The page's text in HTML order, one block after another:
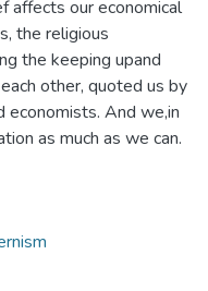
affects our economical
the religious
the keeping upand
other, quoted us by
And we,in
as much as we can.